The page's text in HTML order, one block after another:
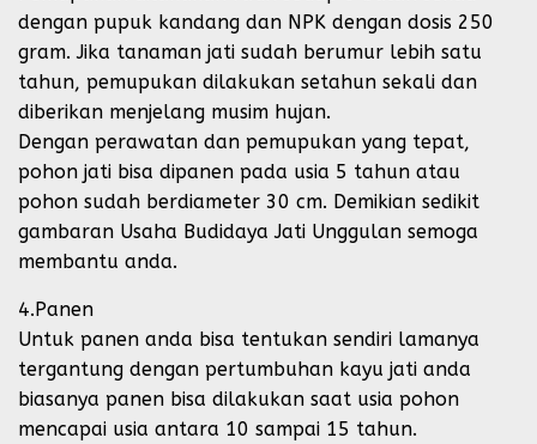
dengan pupuk kandang dan NPK dengan dosis 250
gram. Jika tanaman jati sudah berumur lebih satu
tahun, pemupukan dilakukan setahun sekali dan
diberikan menjelang musim hujan.
Dengan perawatan dan pemupukan yang tepat,
pohon jati bisa dipanen pada usia 5 tahun atau
pohon sudah berdiameter 30 cm. Demikian sedikit
gambaran Usaha Budidaya Jati Unggulan semoga
membantu anda.
4.Panen
Untuk panen anda bisa tentukan sendiri lamanya
tergantung dengan pertumbuhan kayu jati anda
biasanya panen bisa dilakukan saat usia pohon
mencapai usia antara 10 sampai 15 tahun.